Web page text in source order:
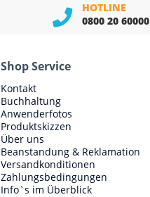
HOTLINE
0800 20 60000
Shop Service
Kontakt
Buchhaltung
Anwenderfotos
Produktskizzen
Über uns
Beanstandung & Reklamation
Versandkonditionen
Zahlungsbedingungen
Info`s im Überblick